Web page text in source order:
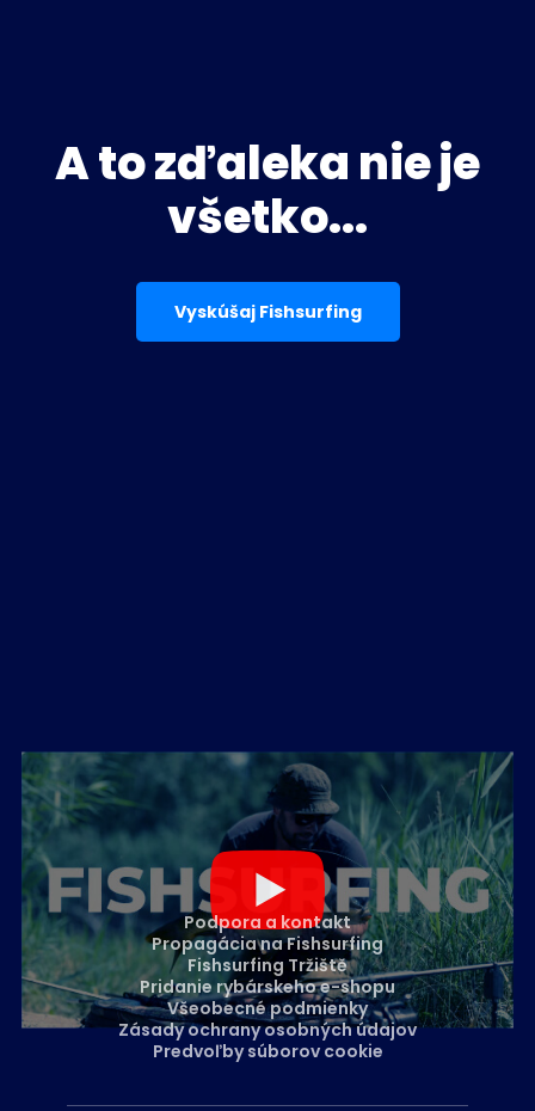
A to zďaleka nie je
všetko...
Vyskúšaj Fishsurfing
Podpora a kontakt
Propagácia na Fishsurfing
Fishsurfing Tržiště
Pridanie rybárskeho e-shopu
Všeobecné podmienky
Zásady ochrany osobných údajov
Predvoľby súborov cookie